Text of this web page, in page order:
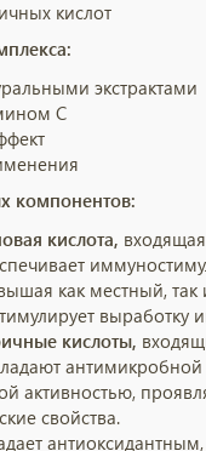
кислот
экстрактами
С
компонентов:
кислота,
как местный,
выработку
кислоты,
антимикробной
активностью,
свойства.
антиоксидантным,